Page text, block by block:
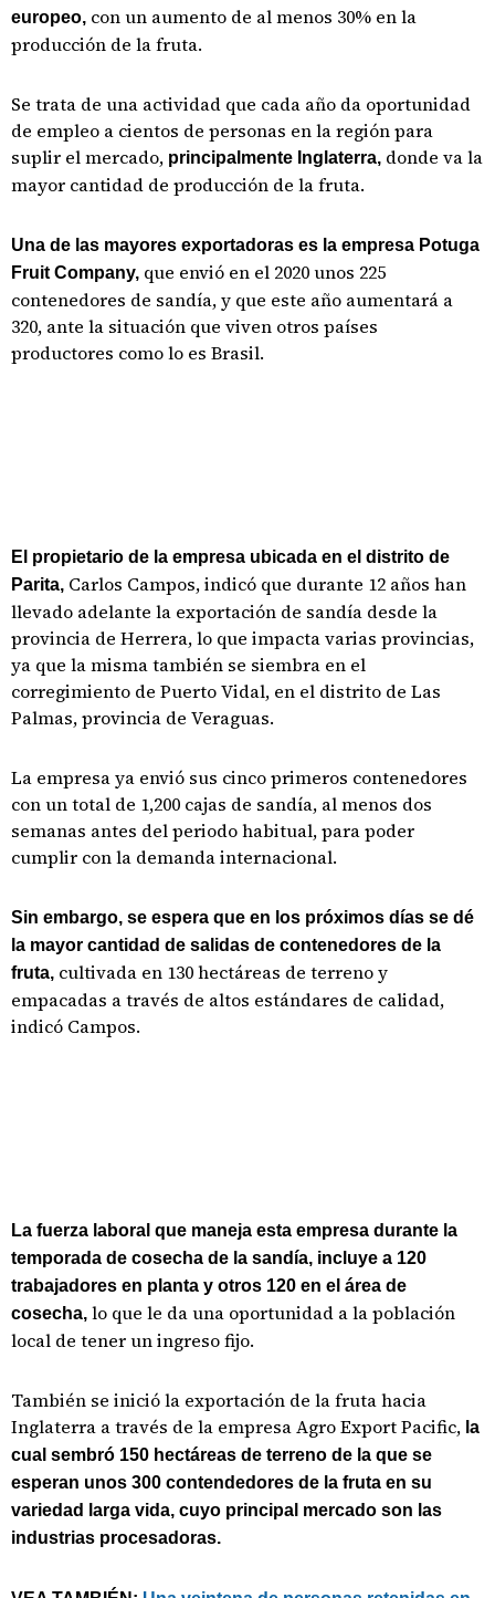
europeo, con un aumento de al menos 30% en la
producción de la fruta.
Se trata de una actividad que cada año da oportunidad
de empleo a cientos de personas en la región para
suplir el mercado, principalmente Inglaterra, donde va la
mayor cantidad de producción de la fruta.
Una de las mayores exportadoras es la empresa Potuga
Fruit Company, que envió en el 2020 unos 225
contenedores de sandía, y que este año aumentará a
320, ante la situación que viven otros países
productores como lo es Brasil.
El propietario de la empresa ubicada en el distrito de
Parita, Carlos Campos, indicó que durante 12 años han
llevado adelante la exportación de sandía desde la
provincia de Herrera, lo que impacta varias provincias,
ya que la misma también se siembra en el
corregimiento de Puerto Vidal, en el distrito de Las
Palmas, provincia de Veraguas.
La empresa ya envió sus cinco primeros contenedores
con un total de 1,200 cajas de sandía, al menos dos
semanas antes del periodo habitual, para poder
cumplir con la demanda internacional.
Sin embargo, se espera que en los próximos días se dé
la mayor cantidad de salidas de contenedores de la
fruta, cultivada en 130 hectáreas de terreno y
empacadas a través de altos estándares de calidad,
indicó Campos.
La fuerza laboral que maneja esta empresa durante la
temporada de cosecha de la sandía, incluye a 120
trabajadores en planta y otros 120 en el área de
cosecha, lo que le da una oportunidad a la población
local de tener un ingreso fijo.
También se inició la exportación de la fruta hacia
Inglaterra a través de la empresa Agro Export Pacific, la
cual sembró 150 hectáreas de terreno de la que se
esperan unos 300 contendedores de la fruta en su
variedad larga vida, cuyo principal mercado son las
industrias procesadoras.